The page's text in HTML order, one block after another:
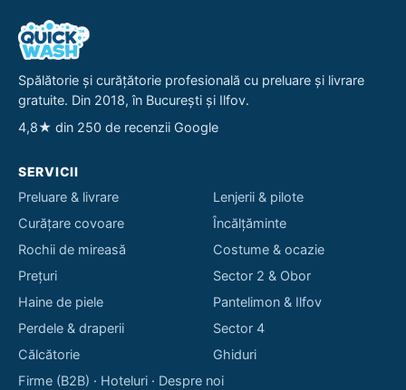
Spălătorie și curățătorie profesională cu preluare și livrare
gratuite. Din 2018, în București și Ilfov.
4,8★ din 250 de recenzii Google
SERVICII
Preluare & livrare
Curățare covoare
Rochii de mireasă
Prețuri
Haine de piele
Perdele & draperii
Călcătorie
Lenjerii & pilote
Încălțăminte
Costume & ocazie
Sector 2 & Obor
Pantelimon & Ilfov
Sector 4
Ghiduri
Firme (B2B) · Hoteluri · Despre noi